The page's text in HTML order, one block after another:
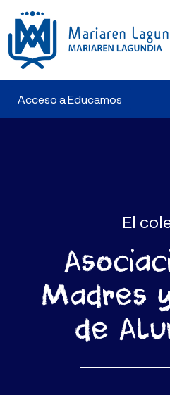
Acceso a Educamos
El
Madres
de